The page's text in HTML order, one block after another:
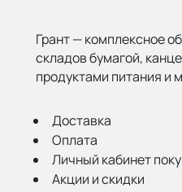
Грант — комплексное
складов бумагой,
продуктами питания и
Доставка
Оплата
Личный кабинет
Акции и скидки